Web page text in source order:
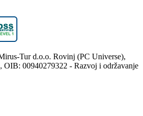
Tur d.o.o. Rovinj (PC Universe),
OIB: 00940279322 - Razvoj i održavanje